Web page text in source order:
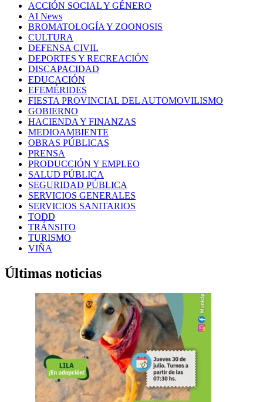
ACCIÓN SOCIAL Y GÉNERO
AI News
BROMATOLOGÍA Y ZOONOSIS
CULTURA
DEFENSA CIVIL
DEPORTES Y RECREACIÓN
DISCAPACIDAD
EDUCACIÓN
EFEMÉRIDES
FIESTA PROVINCIAL DEL AUTOMOVILISMO
GOBIERNO
HACIENDA Y FINANZAS
MEDIOAMBIENTE
OBRAS PÚBLICAS
PRENSA
PRODUCCIÓN Y EMPLEO
SALUD PÚBLICA
SEGURIDAD PÚBLICA
SERVICIOS GENERALES
SERVICIOS SANITARIOS
TODD
TRÁNSITO
TURISMO
VIÑA
Últimas noticias